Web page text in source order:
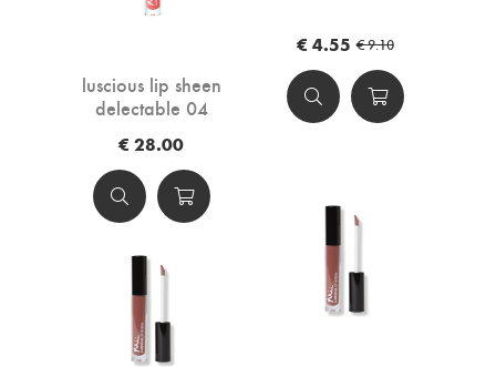
€ 4.55 € 9.10
luscious lip sheen
delectable 04
€ 28.00